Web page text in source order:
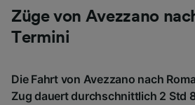
Züge von Avezzano
Termini
Die Fahrt von Avezzano nach
Zug dauert durchschnittlich 2 Std